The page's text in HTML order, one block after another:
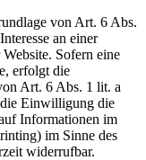
von Art. 6 Abs.
an einer
Sofern eine
erfolgt die
Art. 6 Abs. 1 lit. a
Einwilligung die
Informationen im
im Sinne des
widerrufbar.